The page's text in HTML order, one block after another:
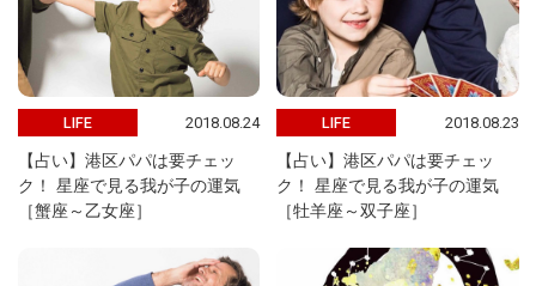
LIFE 2018.08.24
【占い】港区パパは要チェッ
ク！ 星座で見る我が子の運気
［蟹座～乙女座］
LIFE 2018.08.23
【占い】港区パパは要チェッ
ク！ 星座で見る我が子の運気
［牡羊座～双子座］